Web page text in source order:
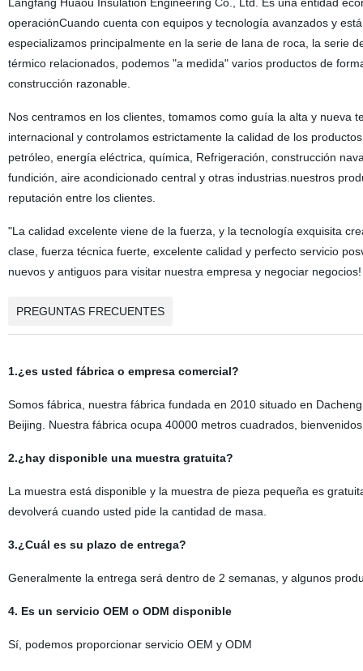
operaciónCuando cuenta con equipos y tecnología avanzados y
especializamos principalmente en la serie de lana de roca,
la serie
térmico relacionados, podemos "a medida" varios productos de
construcción razonable.
Nos centramos en los clientes, tomamos como guía la alta y
internacional y controlamos estrictamente la calidad de los
petróleo, energía eléctrica, química, Refrigeración, construcción
fundición, aire acondicionado central y otras industrias.nuestros
reputación entre los clientes.
"La calidad excelente viene de la fuerza, y la tecnología exquisita
clase, fuerza técnica fuerte, excelente calidad y perfecto servicio
nuevos y antiguos para visitar nuestra empresa y negociar negocios!
PREGUNTAS FRECUENTES
1.¿es usted fábrica o empresa comercial?
Somos fábrica, nuestra fábrica fundada en 2010 situado en
Beijing. Nuestra fábrica ocupa 40000 metros cuadrados,
2.¿hay disponible una muestra gratuita?
La muestra está disponible y la muestra de pieza pequeña es
devolverá cuando usted pide la cantidad de masa.
3.¿Cuál es su plazo de entrega?
Generalmente la entrega será dentro de 2 semanas, y algunos
4. Es un servicio OEM o ODM disponible
Sí, podemos proporcionar servicio OEM y ODM